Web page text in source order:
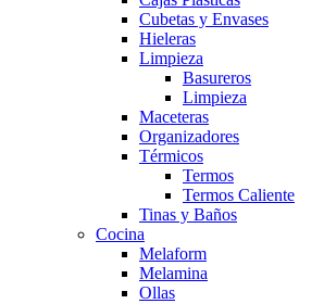
Cubetas y Envases
Hieleras
Limpieza
Basureros
Limpieza
Maceteras
Organizadores
Térmicos
Termos
Termos Caliente
Tinas y Baños
Cocina
Melaform
Melamina
Ollas